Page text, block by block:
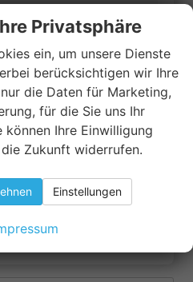
LOW - C1 Uni dark
E-TERU UNIVERSAL EQ
LOW Uni atlantic
2025
29 BLU/BRN - Größe: L
Privatsphäre
ein, um unsere Dienste
berücksichtigen wir Ihre
die Daten für Marketing,
für die Sie uns Ihr
können Ihre Einwilligung
Zukunft widerrufen.
Einstellungen